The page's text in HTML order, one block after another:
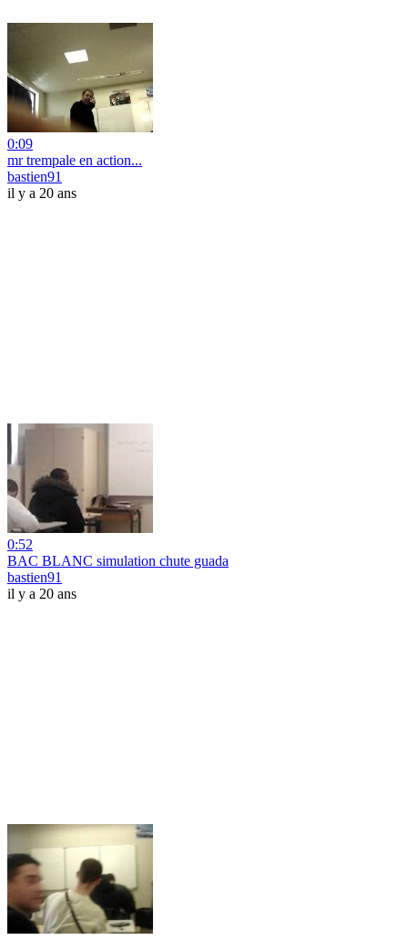
0:09
mr trempale en action...
bastien91
il y a 20 ans
0:52
BAC BLANC simulation chute guada
bastien91
il y a 20 ans